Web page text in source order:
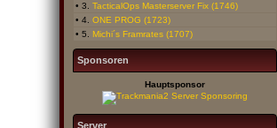
• 3. TacticalOps Masterserver Fix (1746)
• 4. ONE PROG (1723)
• 5. Michi´s Framrates (1707)
Sponsoren
Hauptsponsor
Server